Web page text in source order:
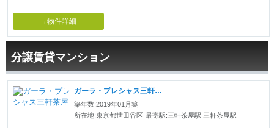
→物件詳細
分譲賃貸マンション
ガーラ・プレシャス三軒茶屋
築年数:2019年01月築
所在地:東京都世田谷区 最寄駅:三軒茶屋駅 三軒茶屋駅